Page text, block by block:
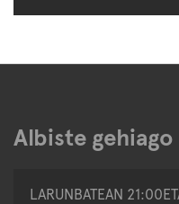
Albiste gehiago
LARUNBATEAN